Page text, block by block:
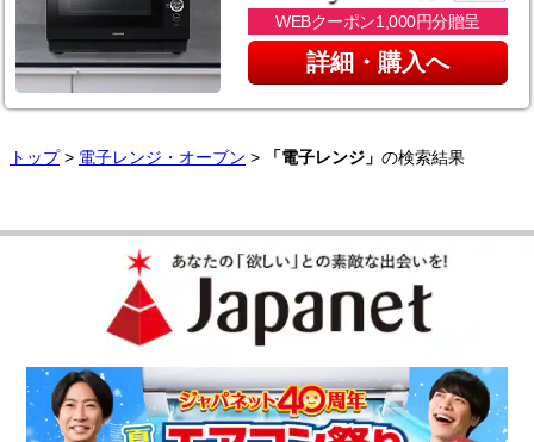
WEBクーポン1,000円分贈呈
詳細・購入へ
トップ> 電子レンジ・オーブン > 「電子レンジ」 の検索結果